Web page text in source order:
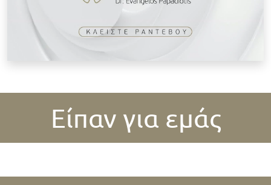
Είπαν για εμάς